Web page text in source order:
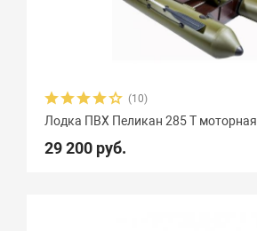
Ширина, см
(10)
Лодка ПВХ Пеликан 285 Т моторная
29 200 руб.